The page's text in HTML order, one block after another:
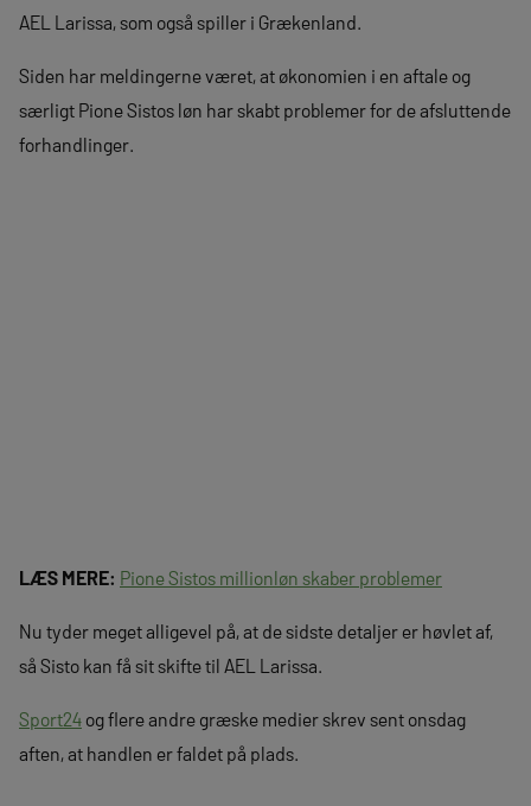
AEL Larissa, som også spiller i Grækenland.
Siden har meldingerne været, at økonomien i en aftale og
særligt Pione Sistos løn har skabt problemer for de afsluttende
forhandlinger.
LÆS MERE: Pione Sistos millionløn skaber problemer
Nu tyder meget alligevel på, at de sidste detaljer er høvlet af,
så Sisto kan få sit skifte til AEL Larissa.
Sport24 og flere andre græske medier skrev sent onsdag
aften, at handlen er faldet på plads.